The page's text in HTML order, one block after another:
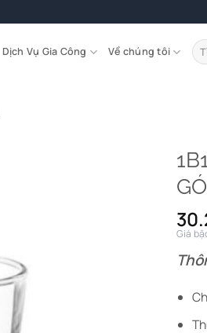
Dịch Vụ Gia Công Về chúng tôi
Tìm
Giá